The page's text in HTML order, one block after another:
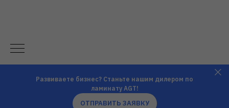
Развиваете бизнес? Станьте нашим дилером по
ламинату AGT!
ОТПРАВИТЬ ЗАЯВКУ